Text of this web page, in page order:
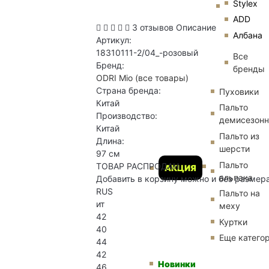
Stylex
ADD
Албана
Все
бренды
АКЦИЯ
Пуховики
Пальто
Пальто из
шерсти
Пальто
альпака
Пальто на
меху
Куртки
Еще
Новинки
3 отзывов Описание
Артикул:
18310111-2/04_-розовый
Бренд:
ODRI Mio (все товары)
Страна бренда:
Китай
Производство:
Китай
Длина:
97 см
ТОВАР РАСПРОДАН
Добавить в корзину можно и без
RUS
ит
42
40
44
42